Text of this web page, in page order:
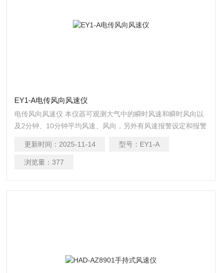
EY1-A电传风向风速仪
电传风向风速仪 本仪器可观测大气中的瞬时风速和瞬时风向以
及2分钟、10分钟平均风速、风向，另外有风速报警设定和报警
象台站、机场、港口塔吊、高层建筑等部门。
更新时间： 2025-11-14 型号： EY1-A
浏览量： 377